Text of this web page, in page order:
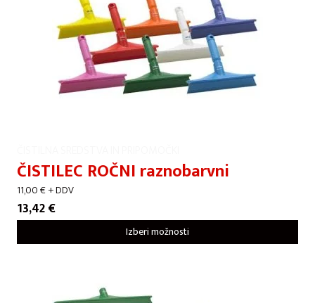
ČISTILEC ROČNI raznobarvni
11,00€+ DDV
13,42€
Izberi možnosti